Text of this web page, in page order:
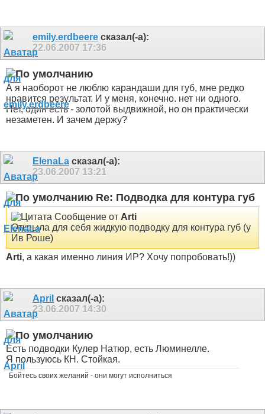
emily.erdbeere сказал(-а):
22.06.2007 17:36
А я наоборот не люблю карандаши для губ, мне редко
нравится результат. И у меня, конечно. нет ни одного.
Нет, один есть - золотой выдвижной, но он практически
незаметен. И зачем держу?
ElenaLa сказал(-а):
23.06.2007 13:21
Re: Подводка для контура губ
Сообщение от Arti
Открыла для себя жидкую подводку для контура губ (у
Ив Роше)
Arti, а какая именно линия ИР? Хочу попробовать!))
April сказал(-а):
23.06.2007 14:30
Есть подводки Кулер Натюр, есть Люминелле.
Я пользуюсь КН. Стойкая.
Бойтесь своих желаний - они могут исполниться